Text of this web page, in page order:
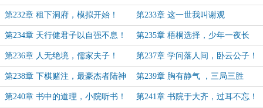
的风采！
第232章 租下洞府，模拟开始！ 第233章 这一世我叫谢观
第234章 天行健君子以自强不息！ 第235章 梧桐选择，少年一夜长
大！
第236章 人无绝境，儒家夫子！ 第237章 学问落人间，卧云公子！
第238章 下棋赌注，最豪杰者陆神
洲！
第239章 胸有静气 ，三局三胜
第240章 书中的道理，小院听书！ 第241章 书院于大齐，过耳不忘！